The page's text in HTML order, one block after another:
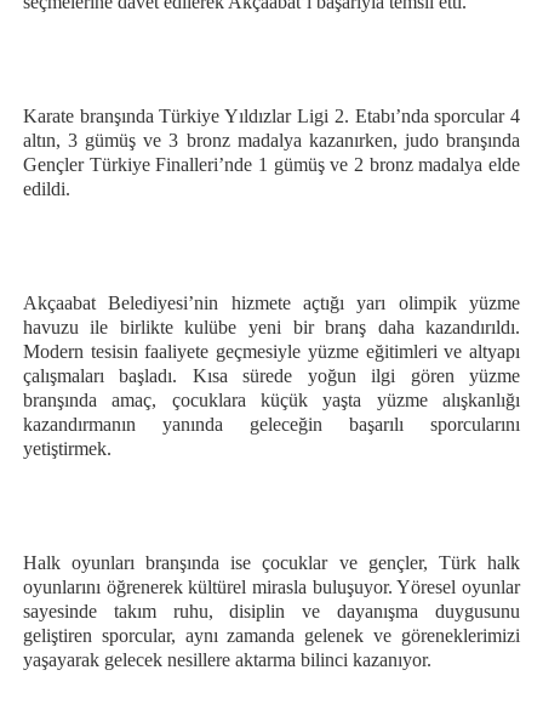
Karate branşında Türkiye Yıldızlar Ligi 2. Etabı’nda sporcular 4
altın, 3 gümüş ve 3 bronz madalya kazanırken, judo branşında
Gençler Türkiye Finalleri’nde 1 gümüş ve 2 bronz madalya elde
edildi.
Akçaabat Belediyesi’nin hizmete açtığı yarı olimpik yüzme
havuzu ile birlikte kulübe yeni bir branş daha kazandırıldı.
Modern tesisin faaliyete geçmesiyle yüzme eğitimleri ve altyapı
çalışmaları başladı. Kısa sürede yoğun ilgi gören yüzme
branşında amaç, çocuklara küçük yaşta yüzme alışkanlığı
kazandırmanın yanında geleceğin başarılı sporcularını
yetiştirmek.
Halk oyunları branşında ise çocuklar ve gençler, Türk halk
oyunlarını öğrenerek kültürel mirasla buluşuyor. Yöresel oyunlar
sayesinde takım ruhu, disiplin ve dayanışma duygusunu
geliştiren sporcular, aynı zamanda gelenek ve göreneklerimizi
yaşayarak gelecek nesillere aktarma bilinci kazanıyor.